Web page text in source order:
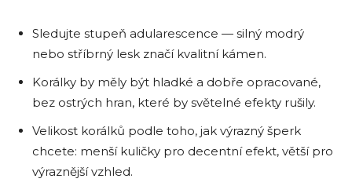
Sledujte stupeň adularescence — silný modrý
nebo stříbrný lesk značí kvalitní kámen.
Korálky by měly být hladké a dobře opracované,
bez ostrých hran, které by světelné efekty rušily.
Velikost korálků podle toho, jak výrazný šperk
chcete: menší kuličky pro decentní efekt, větší pro
výraznější vzhled.